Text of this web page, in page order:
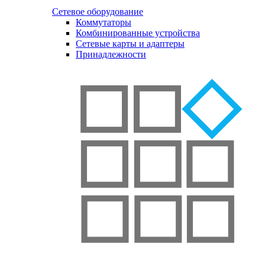
Сетевое оборудование
Коммутаторы
Комбинированные устройства
Сетевые карты и адаптеры
Принадлежности